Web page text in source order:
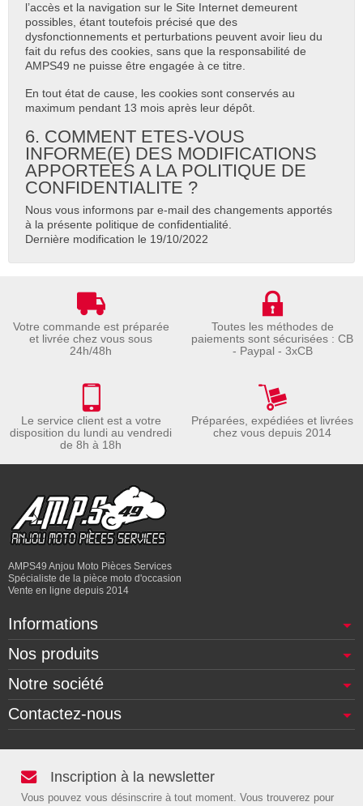
l’accès et la navigation sur le Site Internet demeurent
possibles, étant toutefois précisé que des
dysfonctionnements et perturbations peuvent avoir lieu du
fait du refus des cookies, sans que la responsabilité de
AMPS49 ne puisse être engagée à ce titre.
En tout état de cause, les cookies sont conservés au
maximum pendant 13 mois après leur dépôt.
6. COMMENT ETES-VOUS
INFORME(E) DES MODIFICATIONS
APPORTEES A LA POLITIQUE DE
CONFIDENTIALITE ?
Nous vous informons par e-mail des changements apportés
à la présente politique de confidentialité.
Dernière modification le 19/10/2022
Votre commande est préparée
et livrée chez vous sous
24h/48h
Toutes les méthodes de
paiements sont sécurisées : CB
- Paypal - 3xCB
Le service client est a votre
disposition du lundi au vendredi
de 8h à 18h
Préparées, expédiées et livrées
chez vous depuis 2014
AMPS49 Anjou Moto Pièces Services
Spécialiste de la pièce moto d'occasion
Vente en ligne depuis 2014
Informations
Nos produits
Notre société
Contactez-nous
Inscription à la newsletter
Vous pouvez vous désinscrire à tout moment. Vous trouverez pour